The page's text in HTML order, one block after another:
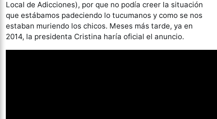
Local de Adicciones), por que no podía creer la situación
que estábamos padeciendo lo tucumanos y como se nos
estaban muriendo los chicos. Meses más tarde, ya en
2014, la presidenta Cristina haría oficial el anuncio.